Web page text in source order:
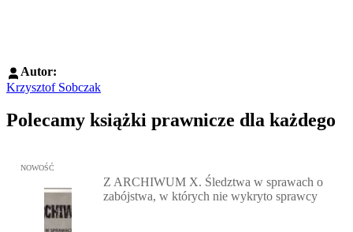
Autor:
Krzysztof Sobczak
Polecamy książki prawnicze dla każdego
Przejdź do: Z ARCHIWUM X. Śledztwa w sprawach o
NOWOŚĆ
Z ARCHIWUM X. Śledztwa w sprawach o
zabójstwa, w których nie wykryto sprawcy